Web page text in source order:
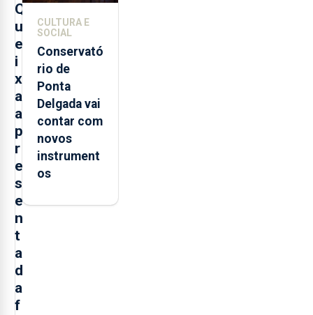
Q
u
e
i
x
a
a
p
r
e
s
e
n
t
a
d
a
f
CULTURA E
SOCIAL
Conservató
rio de
Ponta
Delgada vai
contar com
novos
instrument
os